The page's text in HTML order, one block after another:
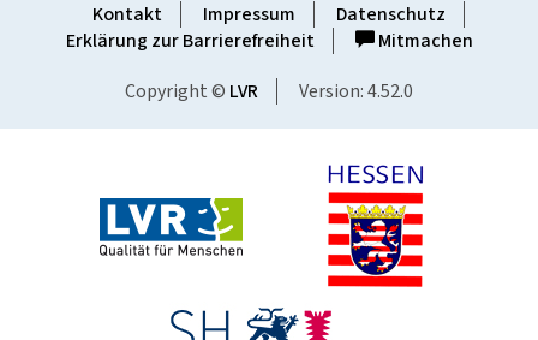
Kontakt Impressum
Datenschutz
Erklärung zur Barrierefreiheit
Mitmachen
Copyright © LVR Version: 4.52.0